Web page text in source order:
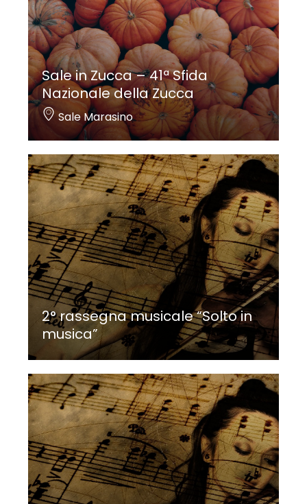
Sale in Zucca – 41ª Sfida
Nazionale della Zucca
Sale Marasino
2° rassegna musicale “Solto in
musica”